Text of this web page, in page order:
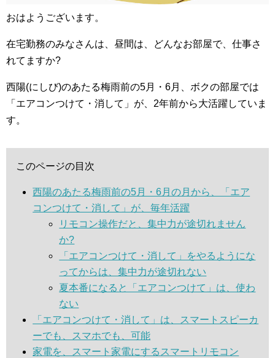
おはようございます。
在宅勤務のみなさんは、昼間は、どんなお部屋で、仕事さ
れてますか?
西陽(にしび)のあたる梅雨前の5月・6月、ボクの部屋では
「エアコンつけて・消して」が、2年前から大活躍していま
す。
このページの目次
西陽のあたる梅雨前の5月・6月の月から、「エア
コンつけて・消して」が、毎年活躍
リモコン操作だと、集中力が途切れません
か?
「エアコンつけて・消して」をやるようにな
ってからは、集中力が途切れない
夏本番になると「エアコンつけて」は、使わ
ない
「エアコンつけて・消して」は、スマートスピーカ
ーでも、スマホでも、可能
家電を、スマート家電にするスマートリモコン